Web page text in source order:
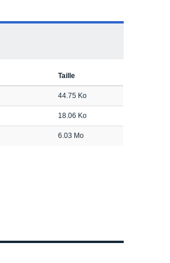
Taille
44.75 Ko
18.06 Ko
6.03 Mo